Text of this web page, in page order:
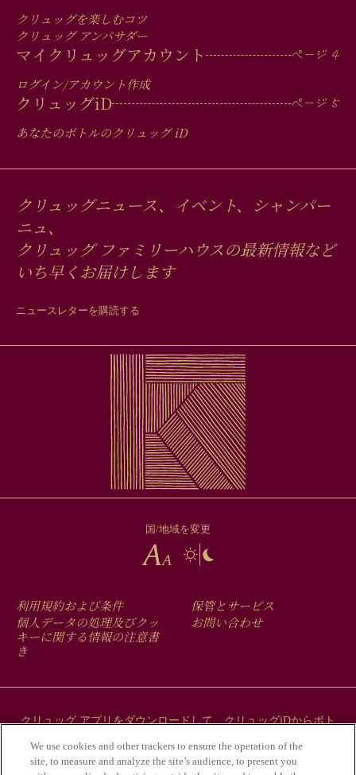
クリュッグを楽しむコツ
クリュッグ アンバサダー
マイクリュッグアカウント
ログイン/アカウント作成
クリュッグiD
あなたのボトルのクリュッグiD
クリュッグニュース、イベント、シャンパー
ニュ、
クリュッグ ファミリーハウスの最新情報など
いち早くお届けします
ニュースレターを購読する
国/地域を変更
FOOTER
MENU
利用規約および条件
個人データの処理及びクッ
キーに関する情報の注意書
き
保管とサービス
お問い合わせ
クリュッグ アプリをダウンロードして、クリュッグiDからボト
We use cookies and other trackers to ensure the operation of the
site, to measure and analyze the site’s audience, to present you